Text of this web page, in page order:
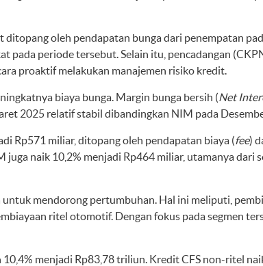
oleh pendapatan bunga dari penempatan
pada periode tersebut. Selain itu, pencadangan
proaktif melakukan manajemen risiko kredit.
biaya bunga. Margin bunga bersih (Net
2025 relatif stabil dibandingkan NIM pada
Rp571 miliar, ditopang oleh pendapatan biaya (fee)
juga naik 10,2% menjadi Rp464 miliar, utamanya dari
mendorong pertumbuhan. Hal ini meliputi,
ritel otomotif. Dengan fokus pada segmen
menjadi Rp83,78 triliun. Kredit CFS non-ritel